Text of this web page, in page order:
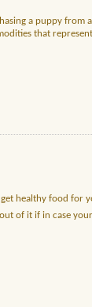
a puppy from
that
healthy food for
of it if in case